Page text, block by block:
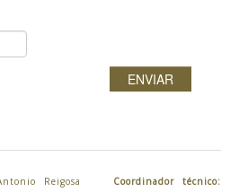
ENVIAR
Reigosa Coordinador técnico: